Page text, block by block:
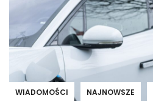
WIADOMOŚCI NAJNOWSZE